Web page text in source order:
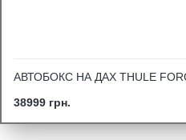
АВТОБОКС НА ДАХ THULE
38999 грн.